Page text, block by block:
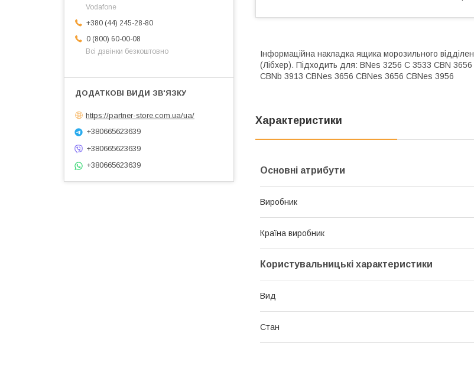
Інформаційна накладка ящика морозильного
(Лібхер). Підходить для: BNes 3256 C 3533 CBN
CBNb 3913 CBNes 3656 CBNes 3656 CBNes 3956
Характеристики
Основні атрибути
Виробник
Країна виробник
Користувальницькі характеристики
Вид
Стан
Vodafone
+380 (44) 245-28-80
0 (800) 60-00-08
Всі дзвінки безкоштовно
https://partner-store.com.ua/ua/
+380665623639
+380665623639
+380665623639